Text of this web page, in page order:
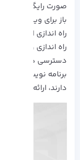
صورت رایگان نیز
باز برای ویرایش،
راه اندازی از هر
راه اندازی وب سرور
برنامه نویسان و
دارند، ارائه می